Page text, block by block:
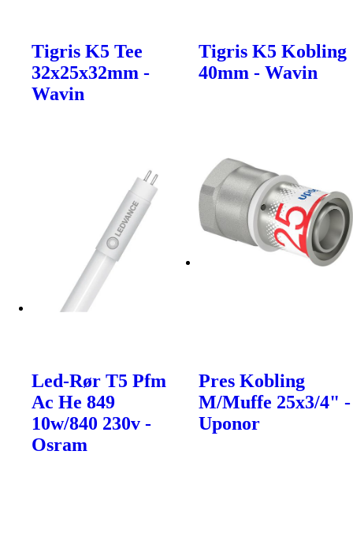
Tigris K5 Tee
32x25x32mm -
Wavin
Tigris K5 Kobling
40mm - Wavin
Led-Rør T5 Pfm
Ac He 849
10w/840 230v -
Osram
Pres Kobling
M/Muffe 25x3/4" -
Uponor